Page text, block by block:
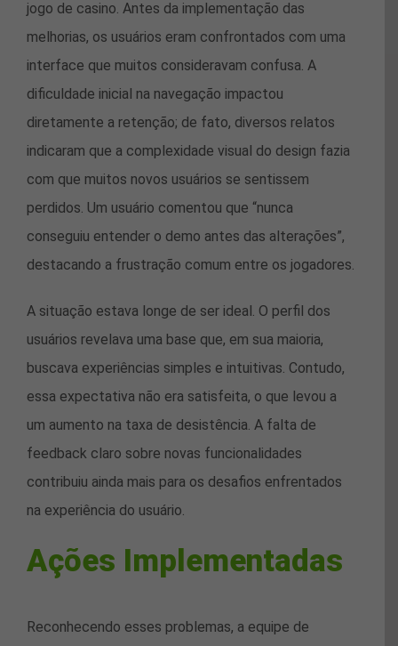
jogo de casino. Antes da implementação das
melhorias, os usuários eram confrontados com uma
interface que muitos consideravam confusa. A
dificuldade inicial na navegação impactou
diretamente a retenção; de fato, diversos relatos
indicaram que a complexidade visual do design fazia
com que muitos novos usuários se sentissem
perdidos. Um usuário comentou que “nunca
conseguiu entender o demo antes das alterações”,
destacando a frustração comum entre os jogadores.
A situação estava longe de ser ideal. O perfil dos
usuários revelava uma base que, em sua maioria,
buscava experiências simples e intuitivas. Contudo,
essa expectativa não era satisfeita, o que levou a
um aumento na taxa de desistência. A falta de
feedback claro sobre novas funcionalidades
contribuiu ainda mais para os desafios enfrentados
na experiência do usuário.
Ações Implementadas
Reconhecendo esses problemas, a equipe de